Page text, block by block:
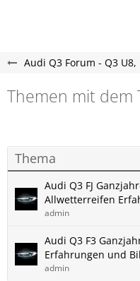
Audi Q3 Forum - Q3 U8,
Themen mit dem
Thema
Audi Q3 FJ
Allwetterreifen
admin
Audi Q3 F3
Erfahrungen und
admin